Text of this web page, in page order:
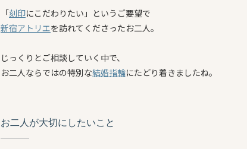
「刻印にこだわりたい」というご要望で
新宿アトリエを訪れてくださったお二人。
じっくりとご相談していく中で、
お二人ならではの特別な結婚指輪にたどり着きましたね。
お二人が大切にしたいこと